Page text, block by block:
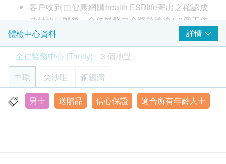
$300 hutchgo.com 旅遊禮券
基本項目
心臟檢查
總膽固醇
三酸甘油脂
高密度脂蛋白膽固醇
低密度脂蛋白膽固醇
總密度膽固醇
癌症指標 - 胰臟癌 CA19.9
HK$520.0
癌症指標 - 鼻咽癌 EBV anti-body, IgA
及早發現早期鼻咽癌患者。
HK$550.0
客戶收到由健康網購health.ESDlife寄出之確認成
功付款電郵後，全仁醫務中心將於隨後1-2個工作
天辦公時間內，致電客戶預約身體檢查的時間及地
點。客戶亦可致電查詢或在訂單確認後1個工作天
致電該中心預約 (電話：2192 7022)。
網上預約之時間可能受實際情況而有所更改，所有
預約時間以本中心職員與客人電話確認為準。
如家長或監護人為未成年兒童購買身體檢查服務，
需要留意以下事項：
體檢中心資料
詳情
全仁醫務中心 (Trinity)
3 個地點
中環
尖沙咀 銅鑼灣
香港中環皇后大道中30號娛樂行7B&22B室
男士 送贈品 信心保證 適合所有年齡人士